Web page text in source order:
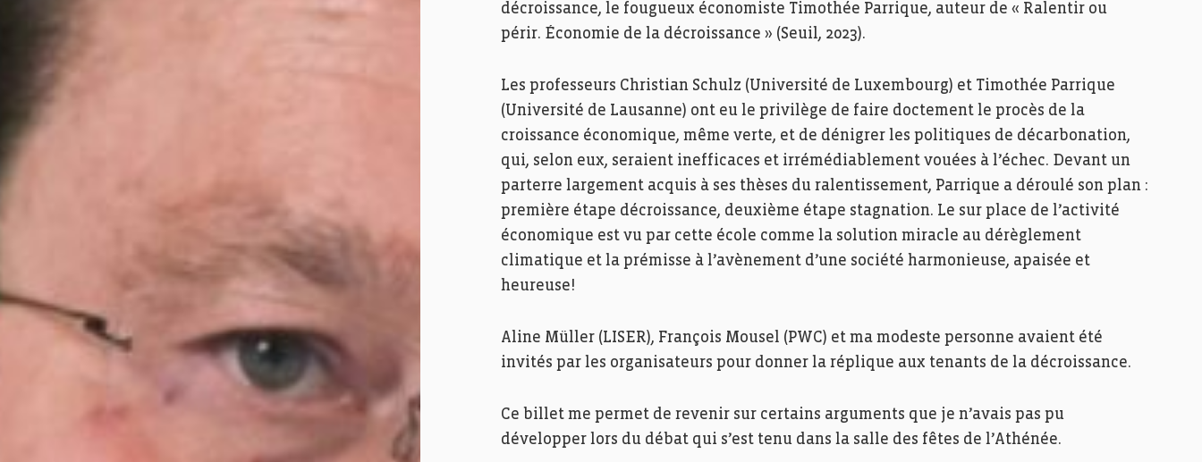
décroissance, le fougueux économiste Timothée Parrique, auteur de « Ralentir ou
périr. Économie de la décroissance » (Seuil, 2023).
Les professeurs Christian Schulz (Université de Luxembourg) et Timothée Parrique
(Université de Lausanne) ont eu le privilège de faire doctement le procès de la
croissance économique, même verte, et de dénigrer les politiques de décarbonation,
qui, selon eux, seraient inefficaces et irrémédiablement vouées à l’échec. Devant un
parterre largement acquis à ses thèses du ralentissement, Parrique a déroulé son plan :
première étape décroissance, deuxième étape stagnation. Le sur place de l’activité
économique est vu par cette école comme la solution miracle au dérèglement
climatique et la prémisse à l’avènement d’une société harmonieuse, apaisée et
heureuse!
Aline Müller (LISER), François Mousel (PWC) et ma modeste personne avaient été
invités par les organisateurs pour donner la réplique aux tenants de la décroissance.
Ce billet me permet de revenir sur certains arguments que je n’avais pas pu
développer lors du débat qui s’est tenu dans la salle des fêtes de l’Athénée.